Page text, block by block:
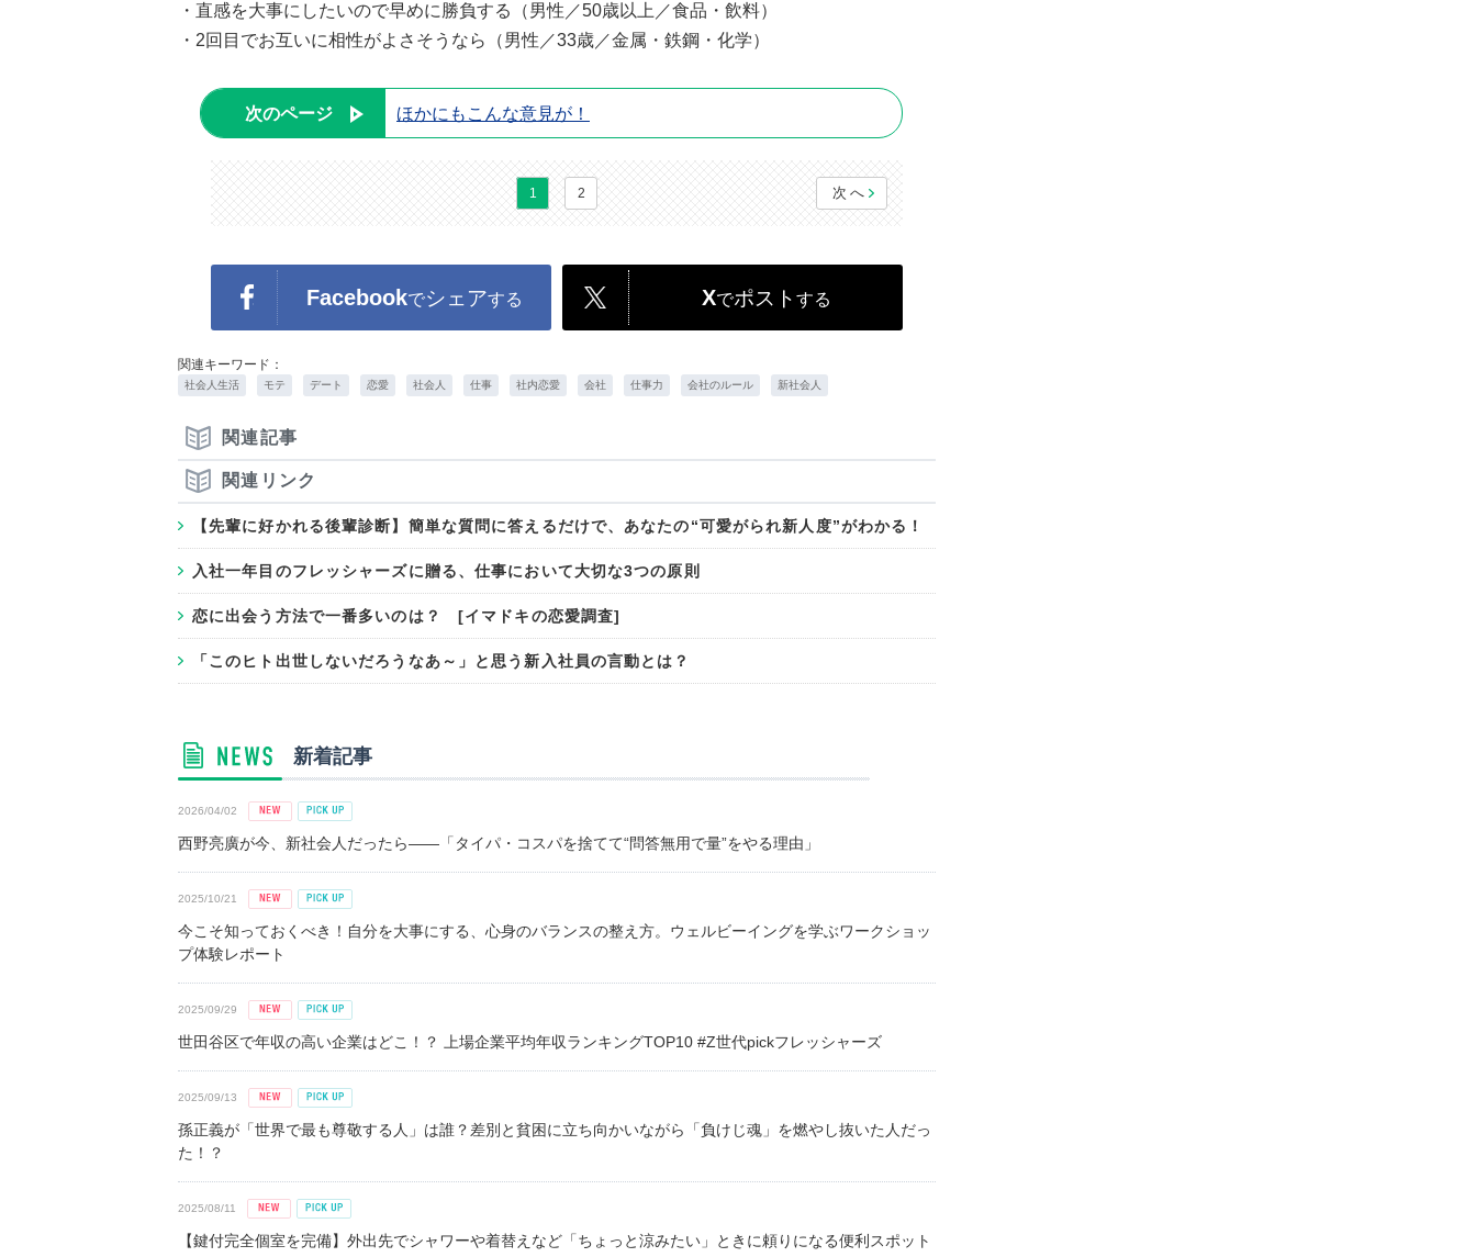
・直感を大事にしたいので早めに勝負する（男性／50歳以上／食品・飲料）
・2回目でお互いに相性がよさそうなら（男性／33歳／金属・鉄鋼・化学）
次のページ ほかにもこんな意見が！
1 2 次へ
Facebookでシェアする Xでポスト する
関連キーワード：
社会人生活 モテ デート 恋愛 社会人 仕事 社内恋愛 会社 仕事力 会社のルール 新社会人
関連記事
関連リンク
【先輩に好かれる後輩診断】簡単な質問に答えるだけで、あなたの“可愛がられ新人度”がわかる！
入社一年目のフレッシャーズに贈る、仕事において大切な3つの原則
恋に出会う方法で一番多いのは？ [イマドキの恋愛調査]
「このヒト出世しないだろうなあ～」と思う新入社員の言動とは？
新着記事
2026/04/02
西野亮廣が今、新社会人だったら――「タイパ・コスパを捨てて“問答無用で量”をやる理由」
2025/10/21
今こそ知っておくべき！自分を大事にする、心身のバランスの整え方。ウェルビーイングを学ぶワークショッ
プ体験レポート
2025/09/29
世田谷区で年収の高い企業はどこ！？ 上場企業平均年収ランキングTOP10 #Z世代pickフレッシャーズ
2025/09/13
孫正義が「世界で最も尊敬する人」は誰？差別と貧困に立ち向かいながら「負けじ魂」を燃やし抜いた人だっ
た！？
2025/08/11
【鍵付完全個室を完備】外出先でシャワーや着替えなど「ちょっと涼みたい」ときに頼りになる便利スポット